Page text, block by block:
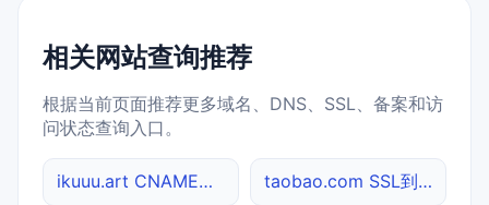
相关网站查询推荐
根据当前页面推荐更多域名、DNS、SSL、备案和访
问状态查询入口。
ikuuu.art CNAME查询 taobao.com SSL到期检测